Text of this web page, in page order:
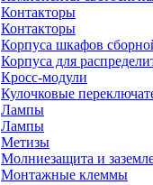
Контакторы
Контакторы
Корпуса шкафов
Корпуса для
Кросс-модули
Кулочковые
Лампы
Лампы
Метизы
Молниезащита и
Монтажные клеммы